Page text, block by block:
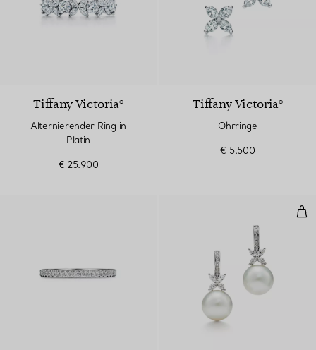
Tiffany Victoria®
Alternierender Ring in
Platin
€ 25.900
Tiffany Victoria®
Ohrringe
€ 5.500